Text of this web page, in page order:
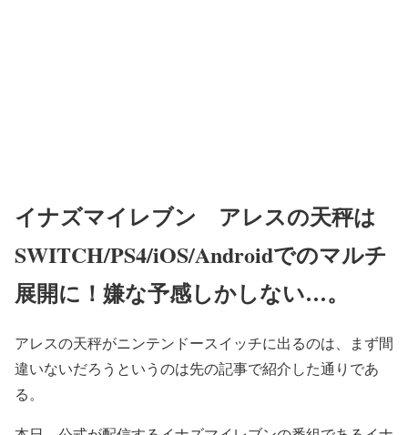
イナズマイレブン アレスの天秤は
SWITCH/PS4/iOS/Androidでのマルチ
展開に！嫌な予感しかしない…。
アレスの天秤がニンテンドースイッチに出るのは、まず間
違いないだろうというのは先の記事で紹介した通りであ
る。